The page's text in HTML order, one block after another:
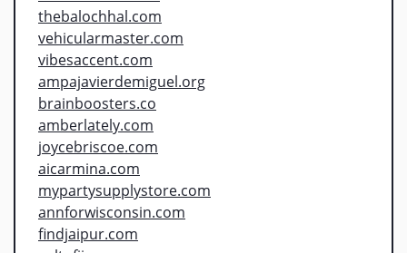
thebalochhal.com
vehicularmaster.com
vibesaccent.com
ampajavierdemiguel.org
brainboosters.co
amberlately.com
joycebriscoe.com
aicarmina.com
mypartysupplystore.com
annforwisconsin.com
findjaipur.com